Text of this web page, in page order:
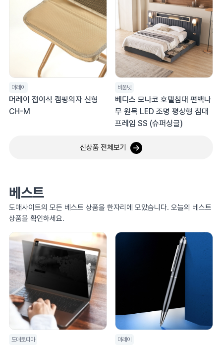
머레이
머레이 접이식 캠핑의자 신형
CH-M
비품넷
베디스 모나코 호텔침대 편백나
무 원목 LED 조명 평상형 침대
프레임 SS (슈퍼싱글)
신상품 전체보기
베스트
도매사이트의 모든 베스트 상품을 한자리에 모았습니다. 오늘의 베스트
상품을 확인하세요.
도매토피아 머레이